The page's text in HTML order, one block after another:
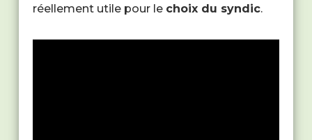
réellement utile pour le choix du syndic.